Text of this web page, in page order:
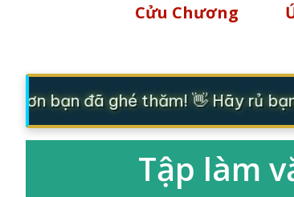
Cửu Chương
ơn bạn đã ghé thăm! 👋 Hãy rủ bạn
Tập làm